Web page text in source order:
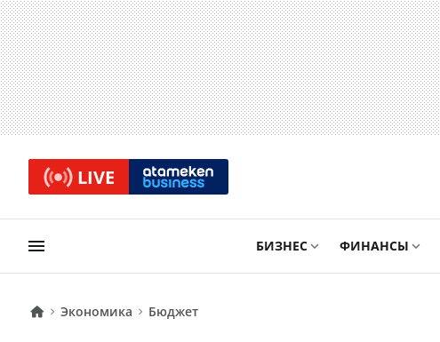
LIVE
БИЗНЕС ФИНАНСЫ
Экономика Бюджет